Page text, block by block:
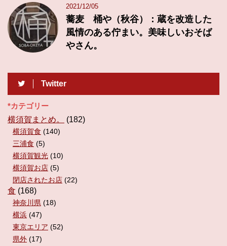
2021/12/05
蕎麦 桶や（秋谷）：蔵を改造した
風情のある佇まい。美味しいおそば
やさん。
Twitter
*カテゴリー
横須賀まとめ。
(182)
横須賀食 (140)
三浦食 (5)
横須賀観光 (10)
横須賀お店 (5)
閉店されたお店 (22)
食 (168)
神奈川県 (18)
横浜 (47)
東京エリア (52)
県外 (17)